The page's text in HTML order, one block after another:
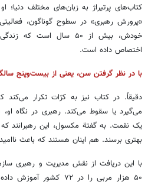
کتاب‌های پرتیراژ به زبان‌های مختلف
«پرورش رهبری» در سطوح گوناگون،
خودش، بیش از ۵۰ سال
اختصاص داده است.
با در نظر گرفتن سن، یعنی از بیست‌وپنج
دقیقاً. در کتاب نیز به کرّات تکرار
می‌گیرد یا سقوط می‌کند. رهبری در نگاه
یک نقمت. به گفتة مکسول، این رهبرانند
بهتری برسند. هم اینان هستند که باعث
با این دریافت از نقش مدیریت و رهبری
۵۰ هزار مربی را در ۷۲